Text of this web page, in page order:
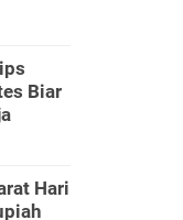
Biar
Hari